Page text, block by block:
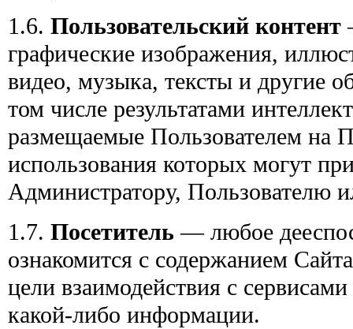
1.6. Пользовательский контент
графические изображения,
видео, музыка, тексты и другие
том числе результатами
размещаемые Пользователем на
использования которых могут
Администратору, Пользователю
1.7. Посетитель — любое
ознакомится с содержанием
цели взаимодействия с
какой-либо информации.